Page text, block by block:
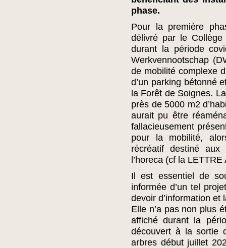
phase.
Pour la première
délivré par le
durant la période
Werkvennootschap
de mobilité complexe
d’un parking bétonné
la Forêt de Soignes.
près de 5000 m2
aurait pu être
fallacieusement
pour la mobilité,
récréatif destiné
l’horeca (cf la
Il est essentiel de
informée d’un tel
devoir d’information
Elle n’a pas non plus
affiché durant la
découvert à la sortie
arbres début juillet